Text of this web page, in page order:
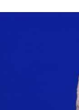
道 剣術 合気錬体会